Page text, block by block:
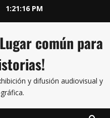
1:21:16 PM
común para
y difusión audiovisual y